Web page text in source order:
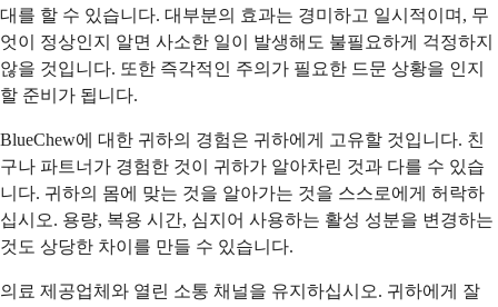
대를 할 수 있습니다. 대부분의 효과는 경미하고 일시적이며, 무
엇이 정상인지 알면 사소한 일이 발생해도 불필요하게 걱정하지
않을 것입니다. 또한 즉각적인 주의가 필요한 드문 상황을 인지
할 준비가 됩니다.
BlueChew에 대한 귀하의 경험은 귀하에게 고유할 것입니다. 친
구나 파트너가 경험한 것이 귀하가 알아차린 것과 다를 수 있습
니다. 귀하의 몸에 맞는 것을 알아가는 것을 스스로에게 허락하
십시오. 용량, 복용 시간, 심지어 사용하는 활성 성분을 변경하는
것도 상당한 차이를 만들 수 있습니다.
의료 제공업체와 열린 소통 채널을 유지하십시오. 귀하에게 잘